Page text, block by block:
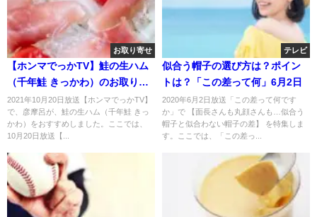
お取り寄せ
【ホンマでっかTV】鮭の生ハム
（千年鮭 きっかわ）のお取り寄
せ！彦摩呂おすすめ！10月20日
2021年10月20日放送【ホンマでっかTV】
で、彦摩呂が、鮭の生ハム（千年鮭 きっ
かわ）をおすすめしました。ここでは、
10月20日放送【...
テレビ
似合う帽子の選び方は？ポイン
トは？「この差って何」6月2日
2020年6月2日放送「この差って何です
か」で 【面長さんも丸顔さんも…似合う
帽子と似合わない帽子の差】 を特集しま
す。ここでは、「この差っ...